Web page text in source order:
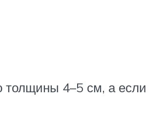
толщины 4–5 см, а если